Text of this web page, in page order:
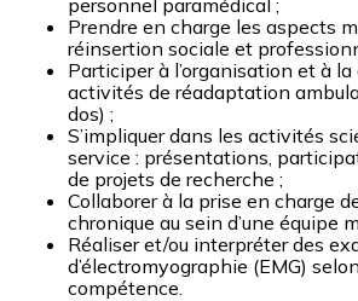
Prendre en charge les aspects
réinsertion sociale et
Participer à l’organisation et à
activités de réadaptation
dos) ;
S’impliquer dans les activités
service : présentations,
de projets de recherche ;
Collaborer à la prise en charge
chronique au sein d’une équipe
Réaliser et/ou interpréter des
d’électromyographie (EMG)
compétence.